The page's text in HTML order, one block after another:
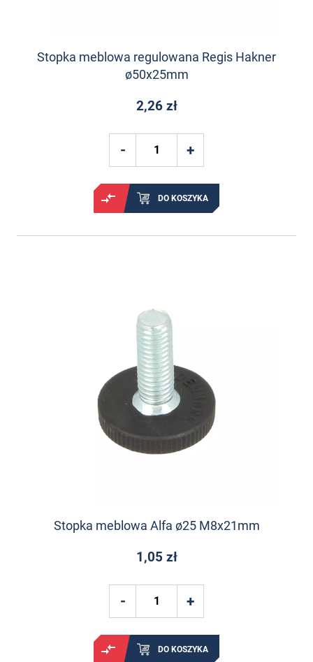
Stopka meblowa regulowana Regis Hakner
ø50x25mm
2,26 zł
DO KOSZYKA
Stopka meblowa Alfa ø25 M8x21mm
1,05 zł
DO KOSZYKA